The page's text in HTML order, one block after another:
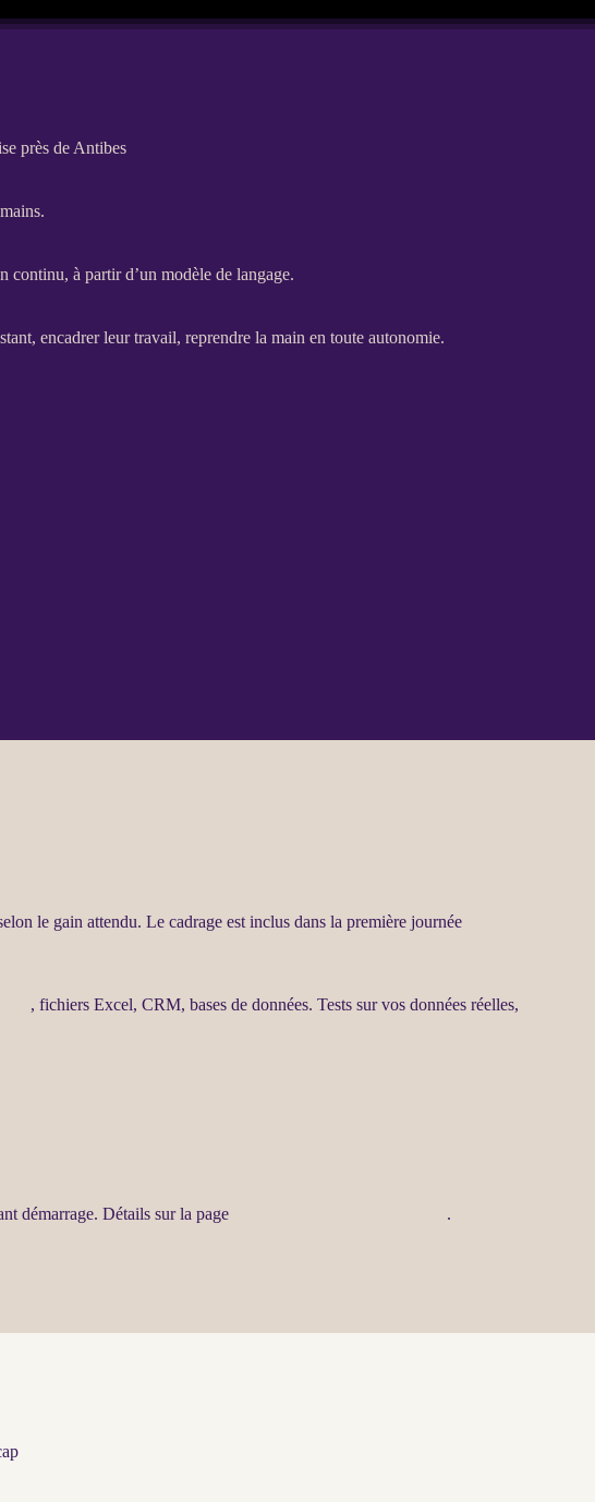
près de Antibes
continu, à partir d’un modèle de langage.
encadrer leur travail, reprendre la main en toute autonomie.
le gain attendu. Le cadrage est inclus dans la première journée
, fichiers Excel, CRM, bases de données. Tests sur vos données réelles,
démarrage. Détails sur la page .